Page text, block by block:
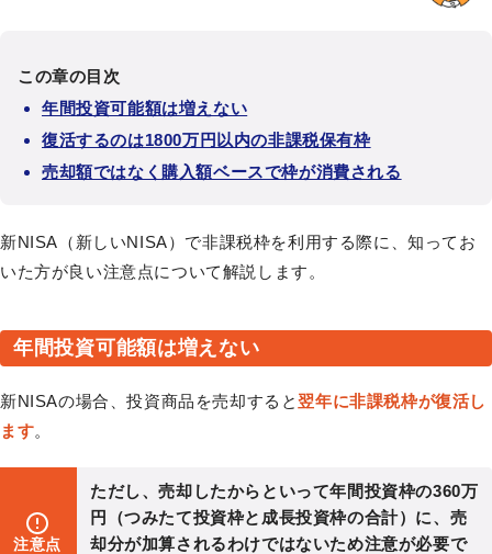
この章の目次
年間投資可能額は増えない
復活するのは1800万円以内の非課税保有枠
売却額ではなく購入額ベースで枠が消費される
新NISA（新しいNISA）で非課税枠を利用する際に、知ってお
いた方が良い注意点について解説します。
年間投資可能額は増えない
新NISAの場合、投資商品を売却すると翌年に非課税枠が復活し
ます。
注意点
ただし、売却したからといって年間投資枠の360万
円（つみたて投資枠と成長投資枠の合計）に、売
却分が加算されるわけではないため注意が必要で